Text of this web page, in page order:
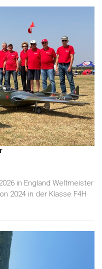
in England Weltmeister
2024 in der Klasse F4H